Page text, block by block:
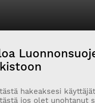
hakeaksesi
jos olet unohtanut